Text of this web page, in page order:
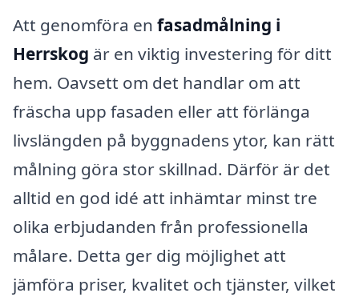
Att genomföra en fasadmålning i
Herrskog är en viktig investering för ditt
hem. Oavsett om det handlar om att
fräscha upp fasaden eller att förlänga
livslängden på byggnadens ytor, kan rätt
målning göra stor skillnad. Därför är det
alltid en god idé att inhämtar minst tre
olika erbjudanden från professionella
målare. Detta ger dig möjlighet att
jämföra priser, kvalitet och tjänster, vilket